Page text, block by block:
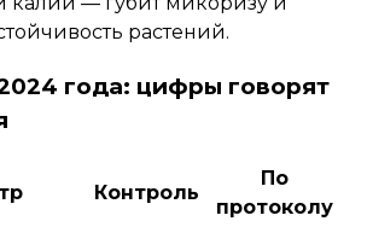
растений.
года: цифры говорят
Контроль
По
протоколу